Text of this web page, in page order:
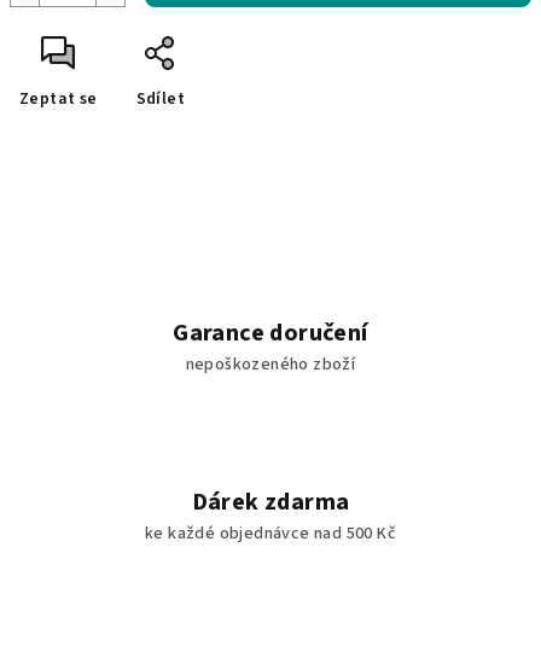
Zeptat se Sdílet
Garance doručení
nepoškozeného zboží
Dárek zdarma
ke každé objednávce nad 500 Kč